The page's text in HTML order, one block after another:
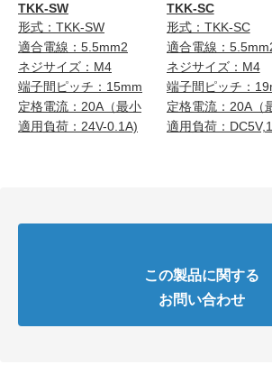
TKK-SW
形式：TKK-SW
適合電線：5.5mm2
ネジサイズ：M4
端子間ピッチ：15mm
定格電流：20A（最小
適用負荷：24V-0.1A)
TKK-SC
形式：TKK-SC
適合電線：
ネジサイズ：M4
端子間ピッチ：
定格電流：20A（
適用負荷：
この製品に関する
お問い合わせ